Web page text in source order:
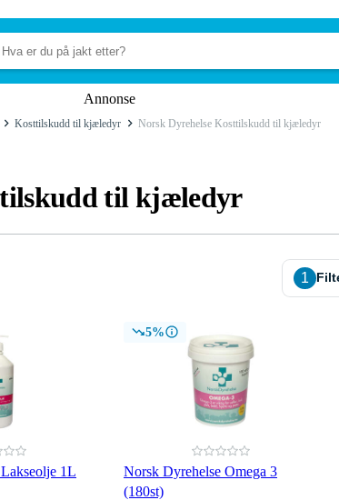
Annonse
Kosttilskudd til kjæledyr Norsk Dyrehelse Kosttilskudd til kjæledyr
til kjæledyr
1
1L
5%
Norsk Dyrehelse Omega 3
(180st)